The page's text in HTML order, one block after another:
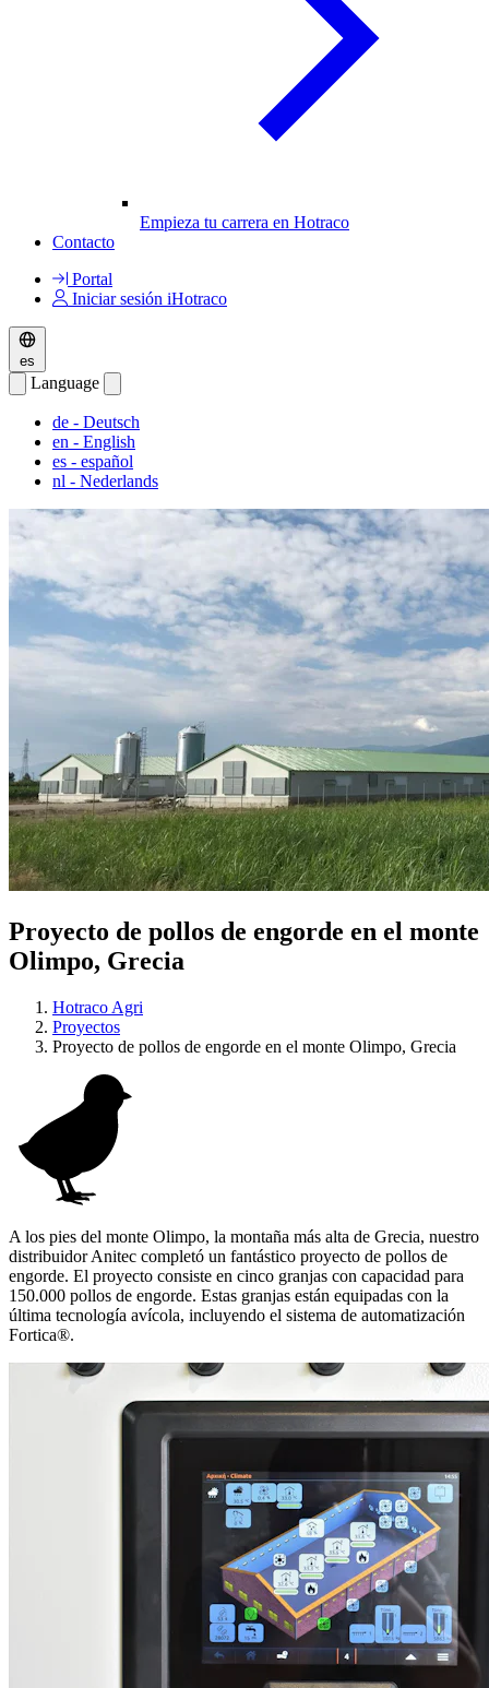
Empieza tu carrera en Hotraco
Contacto
Portal
Iniciar sesión iHotraco
es
Language
de - Deutsch
en - English
es - español
nl - Nederlands
Proyecto de pollos de engorde en el monte
Olimpo, Grecia
Hotraco Agri
Proyectos
Proyecto de pollos de engorde en el monte Olimpo, Grecia
A los pies del monte Olimpo, la montaña más alta de Grecia, nuestro
distribuidor Anitec completó un fantástico proyecto de pollos de
engorde. El proyecto consiste en cinco granjas con capacidad para
150.000 pollos de engorde. Estas granjas están equipadas con la
última tecnología avícola, incluyendo el sistema de automatización
Fortica®.